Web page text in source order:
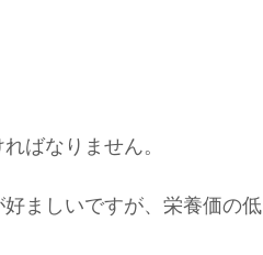
ばなりません。
ましいですが、栄養価の低